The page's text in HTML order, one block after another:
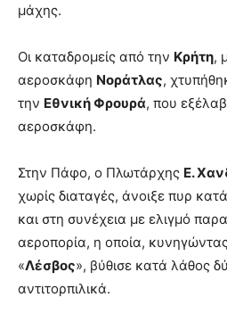
μάχης.
Οι καταδρομείς από την Κρήτη,
αεροσκάφη Νοράτλας,
την Εθνική Φρουρά, που
αεροσκάφη.
Στην Πάφο, ο Πλωτάρχης Ε.
χωρίς διαταγές, άνοιξε πυρ
και στη συνέχεια με ελιγμό
αεροπορία, η οποία,
«Λέσβος», βύθισε κατά λάθος
αντιτορπιλικά.